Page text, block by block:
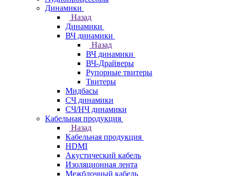
Динамики
Назад
Динамики
ВЧ динамики
Назад
ВЧ динамики
ВЧ-Драйверы
Рупорные твитеры
Твитеры
Мидбасы
СЧ динамики
СЧ/НЧ динамики
Кабельная продукция
Назад
Кабельная продукция
HDMI
Акустический кабель
Изоляционная лента
Межблочный кабель